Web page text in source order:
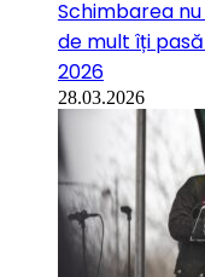
Schimbarea
de mult îți
2026
28.03.2026